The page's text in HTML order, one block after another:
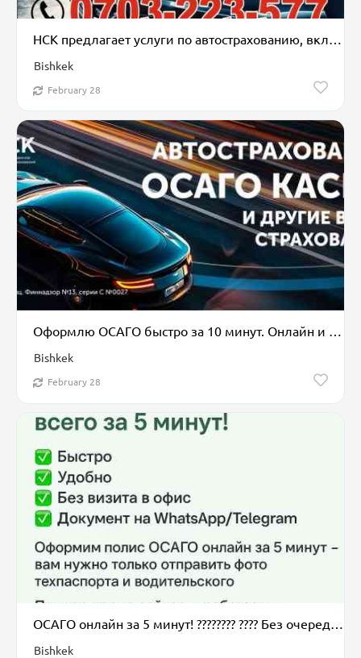
Bishkek
February 28
Оформлю ОСАГО быстро за 10 минут. Онлайн и оффлайн
Bishkek
February 28
Bishkek